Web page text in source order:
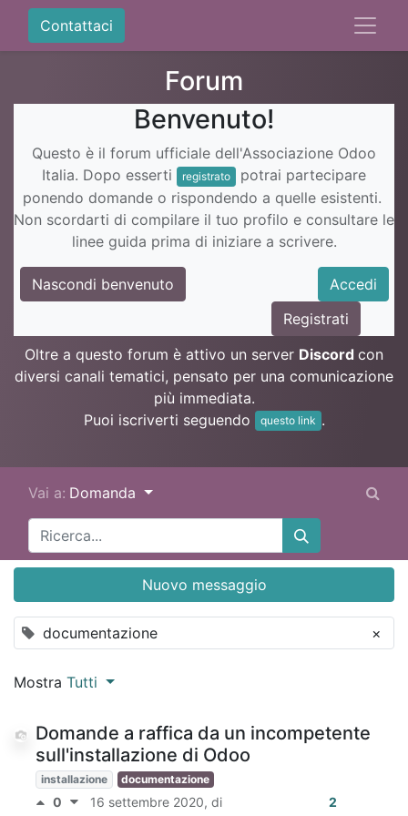
Contattaci
Forum
Benvenuto!
Questo è il forum ufficiale dell'Associazione Odoo
Italia. Dopo esserti
registrato
potrai partecipare
ponendo domande o rispondendo a quelle esistenti.
Non scordarti di compilare il tuo profilo e consultare le
linee guida prima di iniziare a scrivere.
Nascondi benvenuto
Accedi
Registrati
Oltre a questo forum è attivo un server Discord con
diversi canali tematici, pensato per una comunicazione
più immediata.
Puoi iscriverti seguendo
questo link .
Vai a: Domanda
documentazione ×
Nuovo messaggio
Mostra Tutti
Domande a raffica da un incompetente
sull'installazione di Odoo
installazione documentazione
0 16 settembre 2020, di
2